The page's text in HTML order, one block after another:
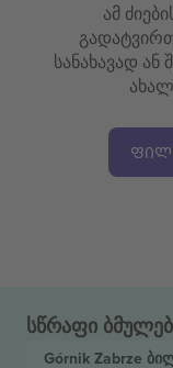
ამ
სანახავად ან
სწრაფი
Górnik Zabrze